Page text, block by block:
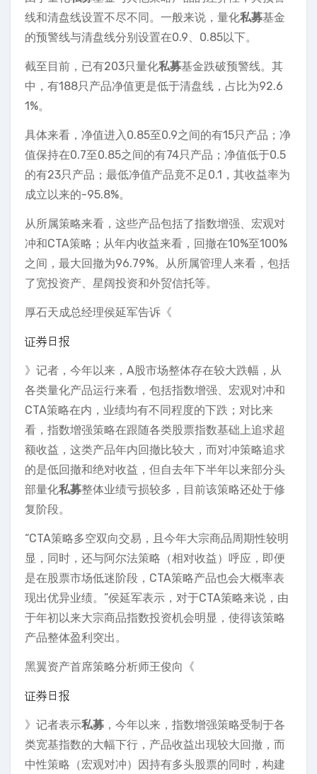
线和清盘线设置不尽不同。一般来说，量化私募基金
的预警线与清盘线分别设置在0.9、0.85以下。
截至目前，已有203只量化私募基金跌破预警线。其
中，有188只产品净值更是低于清盘线，占比为92.6
1%。
具体来看，净值进入0.85至0.9之间的有15只产品；净
值保持在0.7至0.85之间的有74只产品；净值低于0.5
的有23只产品；最低净值产品竟不足0.1，其收益率为
成立以来的-95.8%。
从所属策略来看，这些产品包括了指数增强、宏观对
冲和CTA策略；从年内收益来看，回撤在10%至100%
之间，最大回撤为96.79%。从所属管理人来看，包括
了宽投资产、星阔投资和外贸信托等。
厚石天成总经理侯延军告诉《
》记者，今年以来，A股市场整体存在较大跌幅，从
各类量化产品运行来看，包括指数增强、宏观对冲和
CTA策略在内，业绩均有不同程度的下跌；对比来
看，指数增强策略在跟随各类股票指数基础上追求超
额收益，这类产品年内回撤比较大，而对冲策略追求
的是低回撤和绝对收益，但自去年下半年以来部分头
部量化私募整体业绩亏损较多，目前该策略还处于修
复阶段。
“CTA策略多空双向交易，且今年大宗商品周期性较明
显，同时，还与阿尔法策略（相对收益）呼应，即便
是在股票市场低迷阶段，CTA策略产品也会大概率表
现出优异业绩。”侯延军表示，对于CTA策略来说，由
于年初以来大宗商品指数投资机会明显，使得该策略
产品整体盈利突出。
黑翼资产首席策略分析师王俊向《
》记者表示私募 ，今年以来，指数增强策略受制于各
类宽基指数的大幅下行，产品收益出现较大回撤，而
中性策略（宏观对冲）因持有多头股票的同时，构建